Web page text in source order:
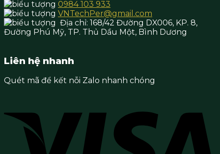
0984 103 933
VNTechPer@gmail.com
Địa chỉ: 168/42 Đường DX006, KP. 8,
Đường Phú Mỹ, TP. Thủ Dầu Một, Bình Dương
Liên hệ nhanh
Quét mã để kết nỗi Zalo nhanh chóng